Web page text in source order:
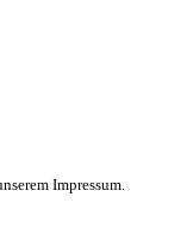
Impressum.